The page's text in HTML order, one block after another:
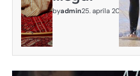
byadmin25. apríla 2022